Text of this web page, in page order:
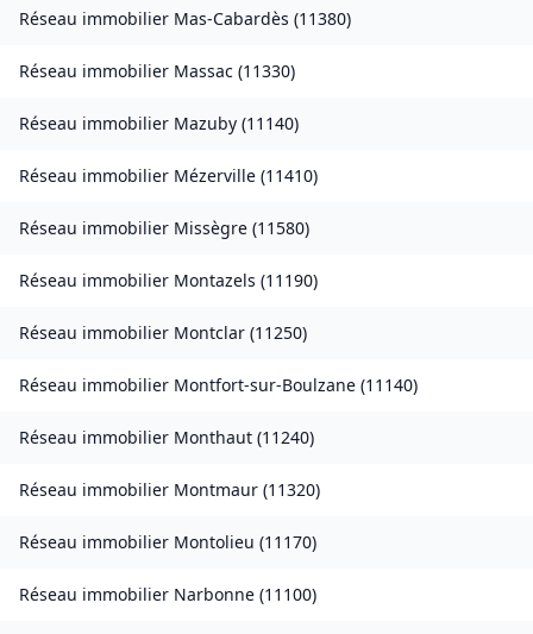
Réseau immobilier Mas-Cabardès (11380)
Réseau immobilier Massac (11330)
Réseau immobilier Mazuby (11140)
Réseau immobilier Mézerville (11410)
Réseau immobilier Missègre (11580)
Réseau immobilier Montazels (11190)
Réseau immobilier Montclar (11250)
Réseau immobilier Montfort-sur-Boulzane (11140)
Réseau immobilier Monthaut (11240)
Réseau immobilier Montmaur (11320)
Réseau immobilier Montolieu (11170)
Réseau immobilier Narbonne (11100)